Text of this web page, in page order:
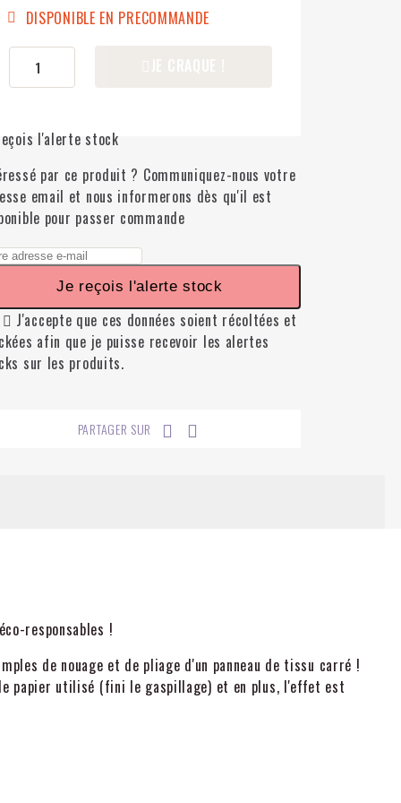
DISPONIBLE EN PRECOMMANDE
l'alerte stock
par ce produit ? Communiquez-nous votre
email et nous informerons dès qu'il est
pour passer commande
Je reçois l'alerte stock
 J'accepte que ces données soient récoltées et
afin que je puisse recevoir les alertes
sur les produits.
PARTAGER SUR
responsables !
de nouage et de pliage d'un panneau de tissu carré !
papier utilisé (fini le gaspillage) et en plus, l'effet est